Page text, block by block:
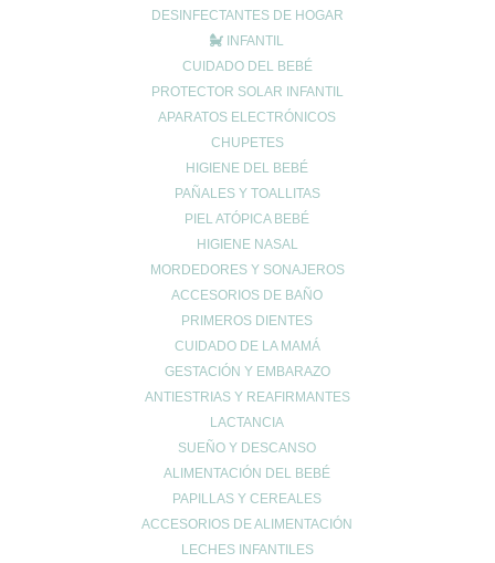
DESINFECTANTES DE HOGAR
INFANTIL
CUIDADO DEL BEBÉ
PROTECTOR SOLAR INFANTIL
APARATOS ELECTRÓNICOS
CHUPETES
HIGIENE DEL BEBÉ
PAÑALES Y TOALLITAS
PIEL ATÓPICA BEBÉ
HIGIENE NASAL
MORDEDORES Y SONAJEROS
ACCESORIOS DE BAÑO
PRIMEROS DIENTES
CUIDADO DE LA MAMÁ
GESTACIÓN Y EMBARAZO
ANTIESTRIAS Y REAFIRMANTES
LACTANCIA
SUEÑO Y DESCANSO
ALIMENTACIÓN DEL BEBÉ
PAPILLAS Y CEREALES
ACCESORIOS DE ALIMENTACIÓN
LECHES INFANTILES
dos años y pacientes en rehabilitación del alcoholismo.
Enviar comentario
Tu dirección de correo electrónico no será publicada.